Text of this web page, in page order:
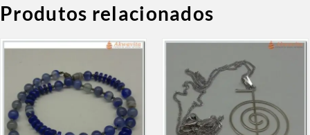
Produtos relacionados